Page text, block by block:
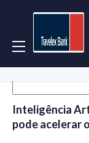
Inteligência
pode acelerar